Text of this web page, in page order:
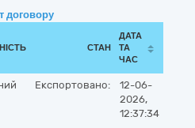
договору
СТАН
ДАТА
ТА
ЧАС
Експортовано:
12-06-
2026,
12:37:34